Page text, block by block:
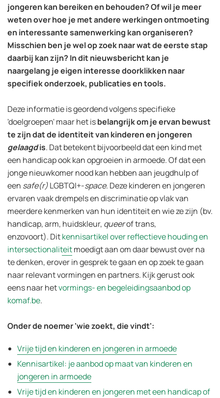
jongeren kan bereiken en behouden? Of wil je meer
weten over hoe je met andere werkingen ontmoeting
en interessante samenwerking kan organiseren?
Misschien ben je wel op zoek naar wat de eerste stap
daarbij kan zijn? In dit nieuwsbericht kan je
naargelang je eigen interesse doorklikken naar
specifiek onderzoek, publicaties en tools.
Deze informatie is geordend volgens specifieke
'doelgroepen' maar het isbelangrijk om je ervan bewust
te zijn dat de identiteit van kinderen en jongeren
gelaagdis. Dat betekent bijvoorbeeld dat een kind met
een handicap ook kan opgroeien in armoede. Of dat een
jonge nieuwkomer nood kan hebben aan jeugdhulp of
een safe(r)LGBTQI+-space. Deze kinderen en jongeren
ervaren vaak drempels en discriminatie op vlak van
meerdere kenmerken van hun identiteit en wie ze zijn (bv.
handicap, arm, huidskleur, queerof trans,
enzovoort). Ditkennisartikel over reflectieve houding en
intersectionaliteitmoedigt aan om daar bewust over na
te denken, erover in gesprek te gaan en op zoek te gaan
naar relevant vormingen en partners. Kijk gerust ook
eens naar hetvormings- en begeleidingsaanbod op
komaf.be.
Onder de noemer 'wie zoekt, die vindt':
Vrije tijd en kinderen en jongeren in armoede
Kennisartikel: je aanbod op maat van kinderen en
jongeren in armoede
Vrije tijd en kinderen en jongeren met een handicap of